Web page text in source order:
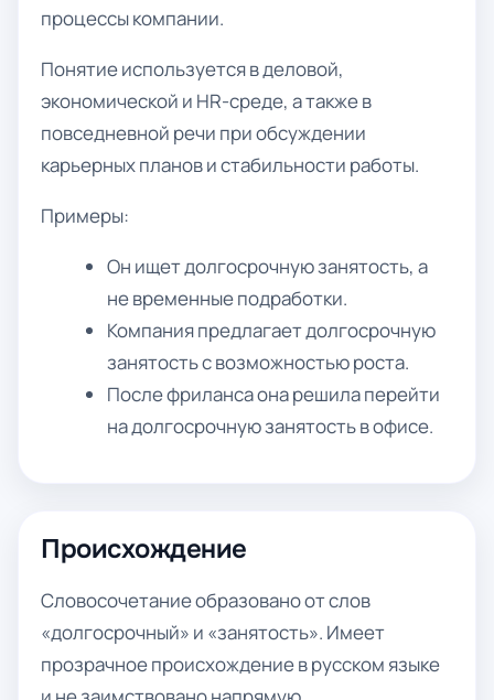
процессы компании.
Понятие используется в деловой,
экономической и HR-среде, а также в
повседневной речи при обсуждении
карьерных планов и стабильности работы.
Примеры:
Он ищет долгосрочную занятость, а
не временные подработки.
Компания предлагает долгосрочную
занятость с возможностью роста.
После фриланса она решила перейти
на долгосрочную занятость в офисе.
Происхождение
Словосочетание образовано от слов
«долгосрочный» и «занятость». Имеет
прозрачное происхождение в русском языке